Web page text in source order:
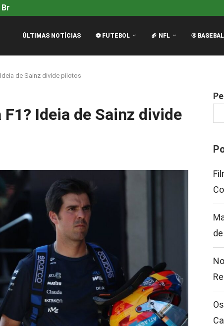
Pitt é...
ÚLTIMAS NOTÍCIAS ⚽ FUTEBOL 🏈 NFL ⚾
de Sainz divide pilotos
Ideia de Sainz divide